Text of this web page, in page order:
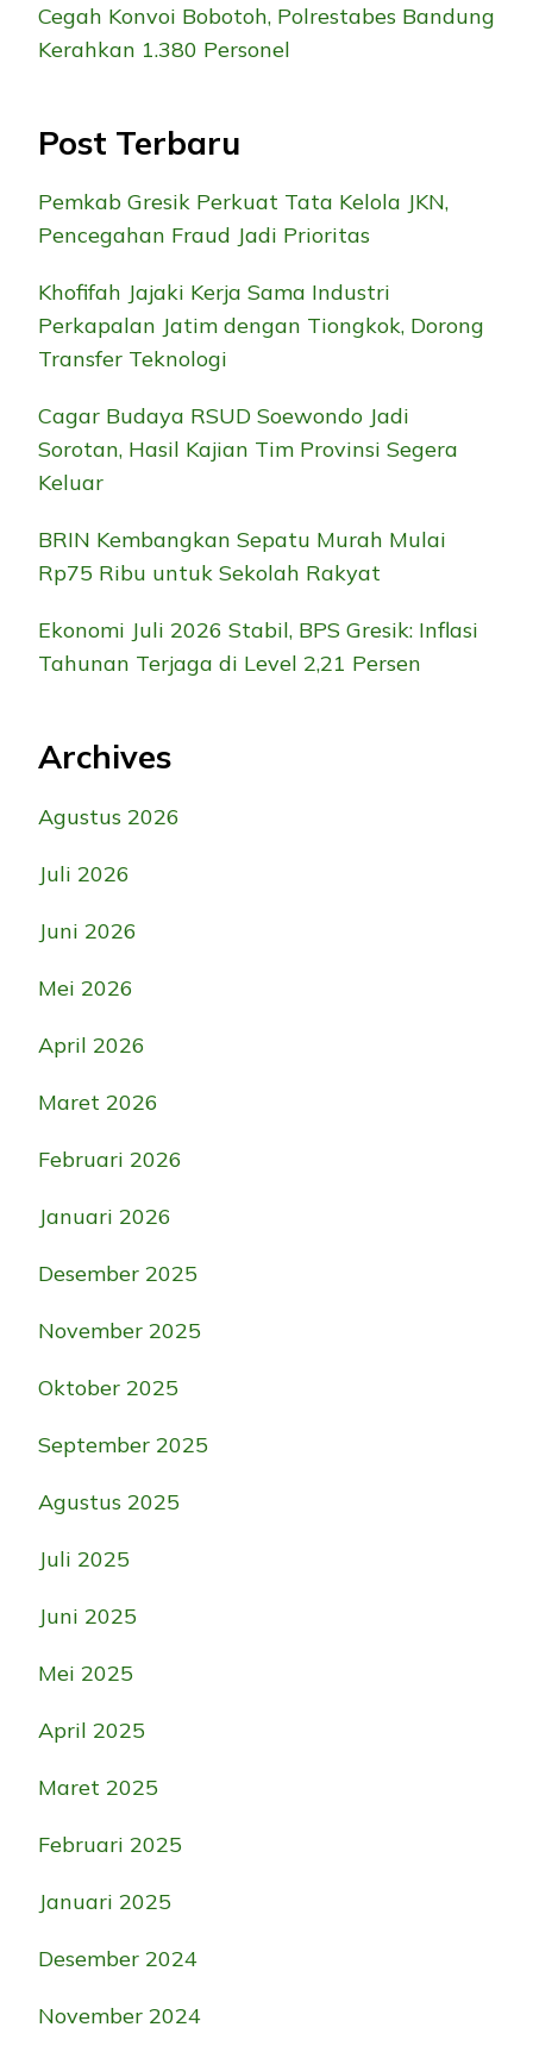
Cegah Konvoi Bobotoh, Polrestabes Bandung
Kerahkan 1.380 Personel
Post Terbaru
Pemkab Gresik Perkuat Tata Kelola JKN,
Pencegahan Fraud Jadi Prioritas
Khofifah Jajaki Kerja Sama Industri
Perkapalan Jatim dengan Tiongkok, Dorong
Transfer Teknologi
Cagar Budaya RSUD Soewondo Jadi
Sorotan, Hasil Kajian Tim Provinsi Segera
Keluar
BRIN Kembangkan Sepatu Murah Mulai
Rp75 Ribu untuk Sekolah Rakyat
Ekonomi Juli 2026 Stabil, BPS Gresik: Inflasi
Tahunan Terjaga di Level 2,21 Persen
Archives
Agustus 2026
Juli 2026
Juni 2026
Mei 2026
April 2026
Maret 2026
Februari 2026
Januari 2026
Desember 2025
November 2025
Oktober 2025
September 2025
Agustus 2025
Juli 2025
Juni 2025
Mei 2025
April 2025
Maret 2025
Februari 2025
Januari 2025
Desember 2024
November 2024